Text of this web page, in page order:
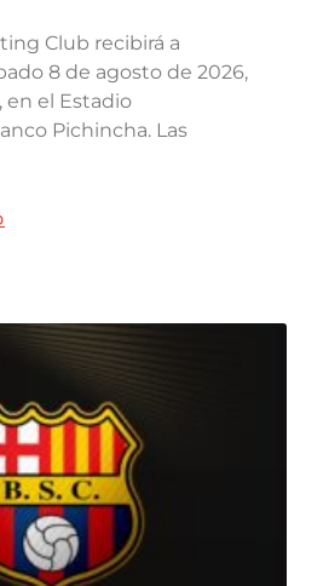
Club recibirá a
8 de agosto de 2026,
en el Estadio
Pichincha. Las